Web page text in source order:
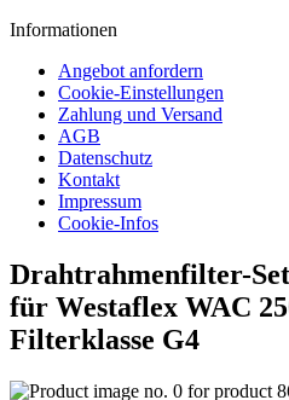
Informationen
Angebot anfordern
Cookie-Einstellungen
Zahlung und Versand
AGB
Datenschutz
Kontakt
Impressum
Cookie-Infos
Drahtrahmenfilter-Set
für Westaflex WAC
Filterklasse G4